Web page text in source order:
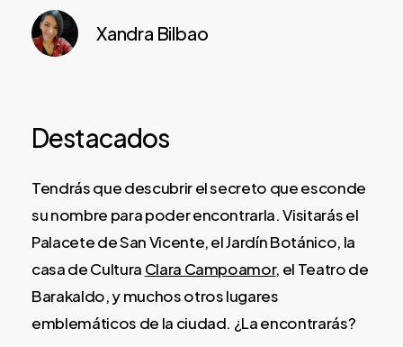
Xandra Bilbao
Destacados
Tendrás que descubrir el secreto que esconde
su nombre para poder encontrarla. Visitarás el
Palacete de San Vicente, el Jardín Botánico, la
casa de Cultura Clara Campoamor, el Teatro de
Barakaldo, y muchos otros lugares
emblemáticos de la ciudad. ¿La encontrarás?